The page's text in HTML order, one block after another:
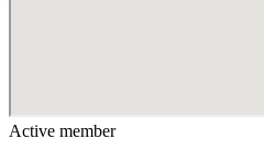
Active member